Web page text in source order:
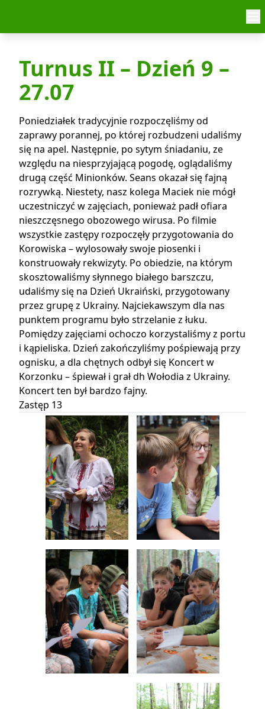
Turnus II – Dzień 9 –
27.07
Poniedziałek tradycyjnie rozpoczęliśmy od
zaprawy porannej, po której rozbudzeni udaliśmy
się na apel. Następnie, po sytym śniadaniu, ze
względu na niesprzyjającą pogodę, oglądaliśmy
drugą część Minionków. Seans okazał się fajną
rozrywką. Niestety, nasz kolega Maciek nie mógł
uczestniczyć w zajęciach, ponieważ padł ofiara
nieszczęsnego obozowego wirusa. Po filmie
wszystkie zastępy rozpoczęły przygotowania do
Korowiska – wylosowały swoje piosenki i
konstruowały rekwizyty. Po obiedzie, na którym
skosztowaliśmy słynnego białego barszczu,
udaliśmy się na Dzień Ukraiński, przygotowany
przez grupę z Ukrainy. Najciekawszym dla nas
punktem programu było strzelanie z łuku.
Pomiędzy zajęciami ochoczo korzystaliśmy z portu
i kąpieliska. Dzień zakończyliśmy pośpiewają przy
ognisku, a dla chętnych odbył się Koncert w
Korzonku – śpiewał i grał dh Wołodia z Ukrainy.
Koncert ten był bardzo fajny.
Zastęp 13